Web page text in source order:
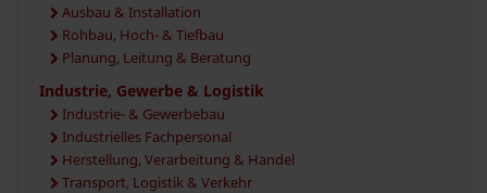
Ausbau & Installation
Rohbau, Hoch- & Tiefbau
Planung, Leitung & Beratung
Industrie, Gewerbe & Logistik
Industrie- & Gewerbebau
Industrielles Fachpersonal
Herstellung, Verarbeitung & Handel
Transport, Logistik & Verkehr